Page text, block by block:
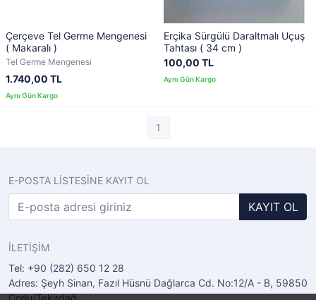
Çerçeve Tel Germe Mengenesi
( Makaralı )
Tel Germe Mengenesi
1.740,00 TL
Erçika Sürgülü Daraltmalı Uçuş
Tahtası ( 34 cm )
100,00 TL
1
E-POSTA LİSTESİNE KAYIT OL
KAYIT OL
İLETİŞİM
Tel: +90 (282) 650 12 28
Adres: Şeyh Sinan, Fazıl Hüsnü Dağlarca Cd. No:12/A - B, 59850
Çorlu/Tekirdağ